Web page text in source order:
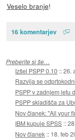
Veselo branje!
16 komentarjev
Preberite si še…
Izšel PSPP 0.10 ::26.
Razvija se
PSPP v zadnjem letu
PSPP skladišča za
Nov članek: "All your
IBM kupuje SPSS ::
Nov članek :: 18. feb